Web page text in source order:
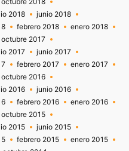
2018
junio 2018
febrero 2018
enero 2018
octubre 2017
2017
junio 2017
febrero 2017
enero 2017
octubre 2016
2016
junio 2016
febrero 2016
enero 2016
octubre 2015
2015
junio 2015
febrero 2015
enero 2015